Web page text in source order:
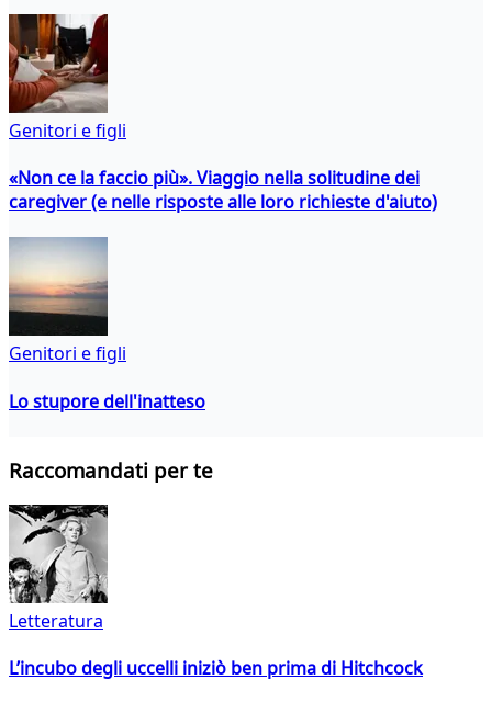
Genitori e figli
«Non ce la faccio più». Viaggio nella solitudine dei
caregiver (e nelle risposte alle loro richieste d'aiuto)
Genitori e figli
Lo stupore dell'inatteso
Raccomandati per te
Letteratura
L’incubo degli uccelli iniziò ben prima di Hitchcock